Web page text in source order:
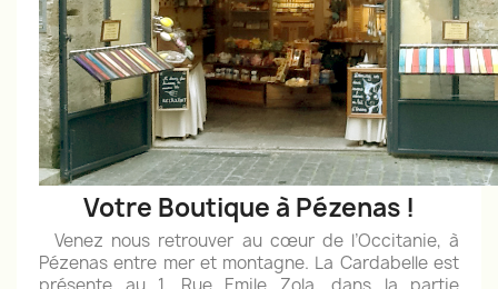
Votre Boutique à Pézenas !
Venez nous retrouver au cœur de l’Occitanie, à
Pézenas entre mer et montagne. La Cardabelle est